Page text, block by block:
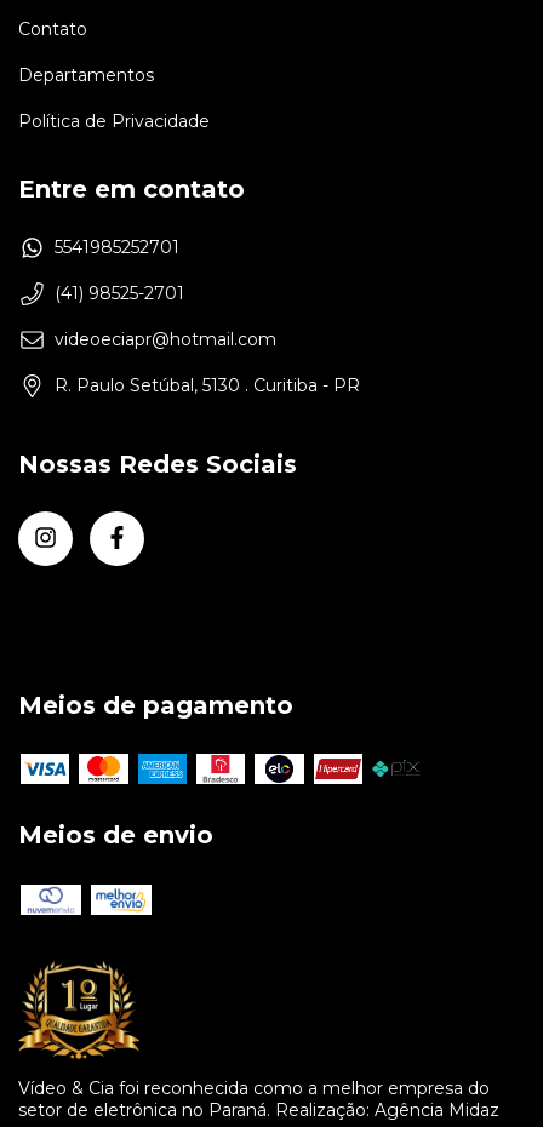
Contato
Departamentos
Política de Privacidade
Entre em contato
5541985252701
(41) 98525-2701
videoeciapr@hotmail.com
R. Paulo Setúbal, 5130 . Curitiba - PR
Nossas Redes Sociais
Meios de pagamento
Meios de envio
Vídeo & Cia foi reconhecida como a melhor empresa do
setor de eletrônica no Paraná. Realização: Agência Midaz